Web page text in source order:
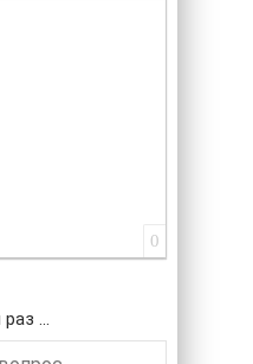
текста
цитаты
Вставка спойлера
0
...